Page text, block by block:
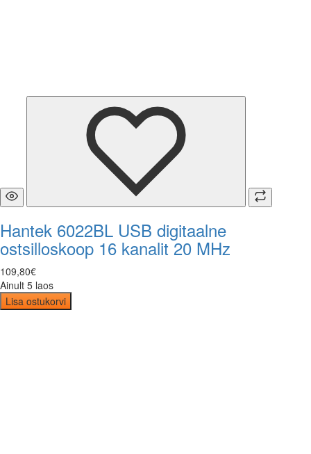
Hantek 6022BL USB digitaalne
ostsilloskoop 16 kanalit 20 MHz
109,80€
Ainult 5 laos
Lisa ostukorvi